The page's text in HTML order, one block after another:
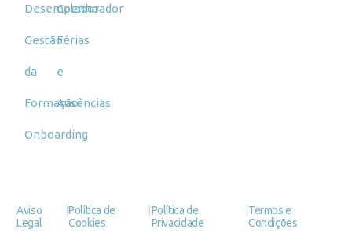
Desempenho
Gestão
da
Formação
Onboarding
Colaborador
Férias
e
Ausências
Aviso
Legal
|Política de
Cookies
Política de
Privacidade
Termos e
Condições